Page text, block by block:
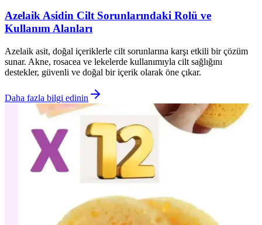
Azelaik Asidin Cilt Sorunlarındaki Rolü ve
Kullanım Alanları
Azelaik asit, doğal içeriklerle cilt sorunlarına karşı etkili bir çözüm
sunar. Akne, rosacea ve lekelerde kullanımıyla cilt sağlığını
destekler, güvenli ve doğal bir içerik olarak öne çıkar.
Daha fazla bilgi edinin